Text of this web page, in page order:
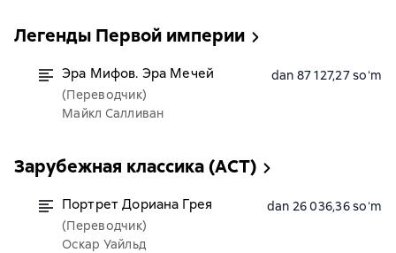
Легенды Первой империи
Эра Мифов. Эра Мечей
(Переводчик)
Майкл Салливан
dan 87 127,27 soʻm
Зарубежная классика (АСТ)
Портрет Дориана Грея
(Переводчик)
Оскар Уайльд
dan 26 036,36 soʻm